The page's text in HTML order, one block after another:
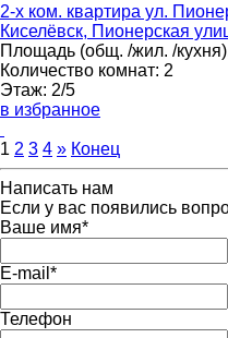
2-х ком. квартира ул.
Киселёвск, Пионерская
Площадь (общ. /жил. /
Количество комнат: 2
Этаж: 2/5
в избранное
1 2 3 4 » Конец
Написать нам
Если у вас появились
Ваше имя*
E-mail *
Телефон